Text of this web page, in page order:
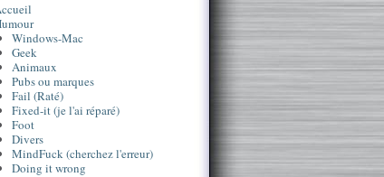
Windows-Mac
Geek
Animaux
Pubs ou marques
Fail (Raté)
Fixed-it (je l'ai réparé)
Foot
Divers
MindFuck (cherchez l'erreur)
Doing it wrong